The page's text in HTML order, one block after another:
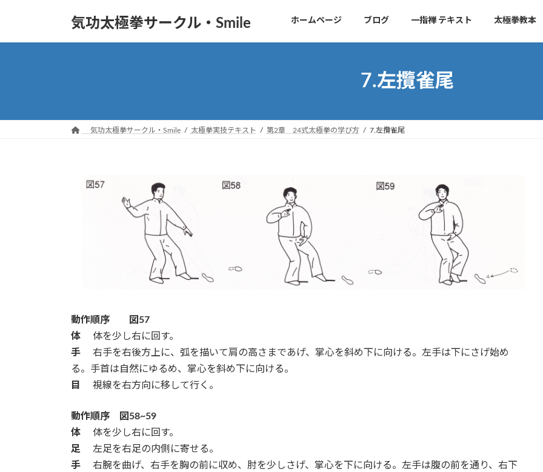
気功太極拳サークル・Smile ホームページ ブログ 一指禅 テキスト 太極拳教本
7.左攬雀尾
気功太極拳サークル・Smile 太極拳実技テキスト 第2章 24式太極拳の学び方 7.左攬雀尾
動作順序 図57
体 体を少し右に回す。
手 右手を右後方上に、弧を描いて肩の高さまであげ、掌心を斜め下に向ける。左手は下にさげ始め
る。手首は自然にゆるめ、掌心を斜め下に向ける。
目 視線を右方向に移して行く。
動作順序 図58~59
体 体を少し右に回す。
足 左足を右足の内側に寄せる。
手 右腕を曲げ、右手を胸の前に収め、肘を少しさげ、掌心を下に向ける。左手は腹の前を通り、右下